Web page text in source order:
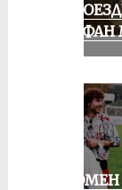
СПОМЕН